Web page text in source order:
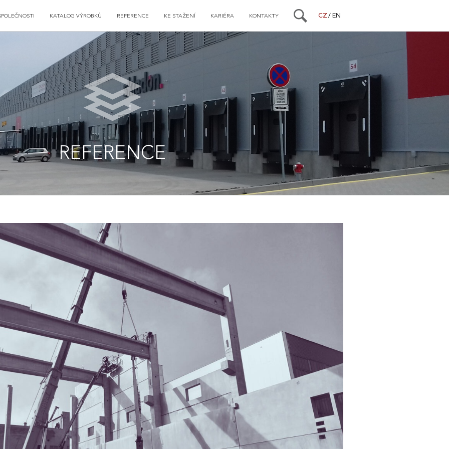
KATALOG VÝROBKŮ REFERENCE KE STAŽENÍ KARIÉRA KONTAKTY CZ EN
REFERENCE